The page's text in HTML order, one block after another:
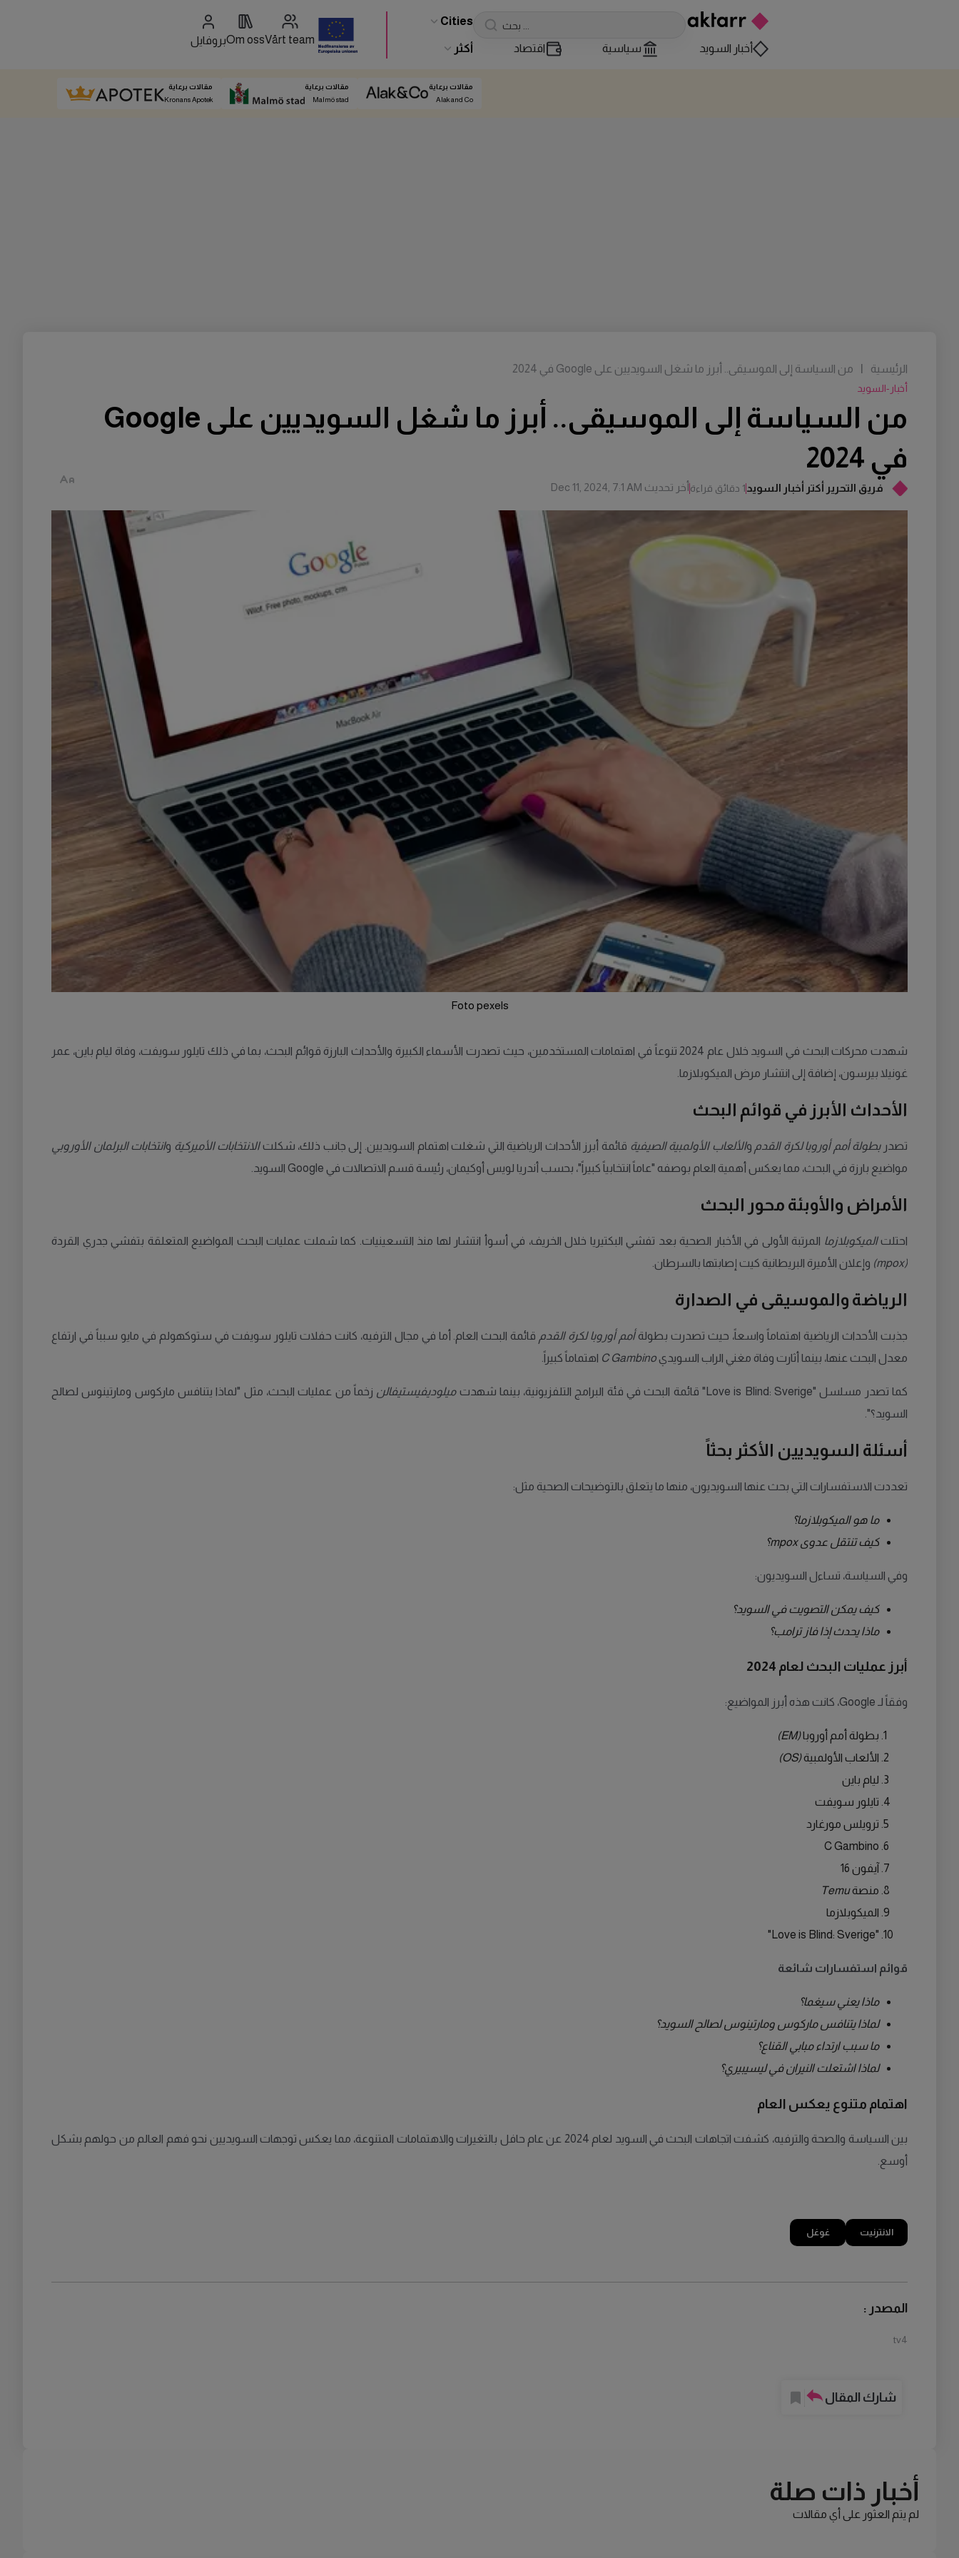
Cities
أخبار السويد سياسية اقتصاد أكثر
Vårt team
Om ossبروفايل
مقالات برعاية
Alak and Co
مقالات برعاية
Malmö stad
مقالات برعاية
Kronans Apotek
فريق التحرير أكتر أخبار السويد1 دقائق قراءة أخر تحديث Dec 11, 2024, 7:1 AM
من السياسة إلى الموسيقى.. أبرز ما شغل السويديين على Google
في 2024
أخبار-السويد
الرئيسية | من السياسة إلى الموسيقى.. أبرز ما شغل السويديين على Google في 2024
Foto pexels
شهدت محركات البحث في السويد خلال عام 2024 تنوعاً في اهتمامات المستخدمين، حيث تصدرت الأسماء الكبيرة والأحداث البارزة قوائم البحث، بما في ذلك تايلور سويفت، وفاة ليام باين، عمر
غونيلا بيرسون، إضافة إلى انتشار مرض الميكوبلازما.
الأحداث الأبرز في قوائم البحث
تصدربطولة أمم أوروبا لكرة القدم والألعاب الأولمبية الصيفية قائمة أبرز الأحداث الرياضية التي شغلت اهتمام السويديين. إلى جانب ذلك، شكلتالانتخابات الأميركية وانتخابات البرلمان الأوروبي
مواضيع بارزة في البحث، مما يعكس أهمية العام بوصفه "عاماً انتخابياً كبيراً"، بحسب أندريا لويس أوكيمان، رئيسة قسم الاتصالات في Google السويد.
الأمراض والأوبئة محور البحث
احتلتالميكوبلازما المرتبة الأولى في الأخبار الصحية بعد تفشي البكتيريا خلال الخريف، في أسوأ انتشار لها منذ التسعينيات. كما شملت عمليات البحث المواضيع المتعلقة بتفشي جدري القردة
(mpox)
وإعلان الأميرة البريطانية كيت إصابتها بالسرطان.
الرياضة والموسيقى في الصدارة
جذبت الأحداث الرياضية اهتماماً واسعاً، حيث تصدرت بطولةأمم أوروبا لكرة القدم قائمة البحث العام. أما في مجال الترفيه، كانت حفلات تايلور سويفت في ستوكهولم في مايو سبباً في ارتفاع
معدل البحث عنها، بينما أثارت وفاة مغني الراب السويديC Gambino اهتماماً كبيراً.
كما تصدر مسلسل "Love is Blind: Sverige" قائمة البحث في فئة البرامج التلفزيونية، بينما شهدت ميلوديفيستيفالن زخماً من عمليات البحث، مثل "لماذا يتنافس ماركوس ومارتينوس لصالح
السويد؟".
أسئلة السويديين الأكثر بحثاً
تعددت الاستفسارات التي بحث عنها السويديون، منها ما يتعلق بالتوضيحات الصحية مثل:
ما هو الميكوبلازما؟
كيف تنتقل عدوى mpox؟
وفي السياسة، تساءل السويديون:
كيف يمكن التصويت في السويد؟
ماذا يحدث إذا فاز ترامب؟
أبرز عمليات البحث لعام 2024
وفقاً لـ Google، كانت هذه أبرز المواضيع:
بطولة أمم أوروبا(EM)
الألعاب الأولمبية(OS)
ليام باين
تايلور سويفت
ترويلس مورغارد
C Gambino
آيفون 16
منصةTemu
الميكوبلازما
"Love is Blind: Sverige"
قوائم استفسارات شائعة
ماذا يعني سيغما؟
لماذا يتنافس ماركوس ومارتينوس لصالح السويد؟
ما سبب ارتداء مبابي القناع؟
لماذا اشتعلت النيران في ليسيبيري؟
اهتمام متنوع يعكس العام
بين السياسة والصحة والترفيه، كشفت اتجاهات البحث في السويد لعام 2024 عن عام حافل بالتغيرات والاهتمامات المتنوعة، مما يعكس توجهات السويديين نحو فهم العالم من حولهم بشكل
أوسع.
الانترنيت غوغل
المصدر :
tv4
شارك المقال
أخبار ذات صلة
لم يتم العثور على أي مقالات